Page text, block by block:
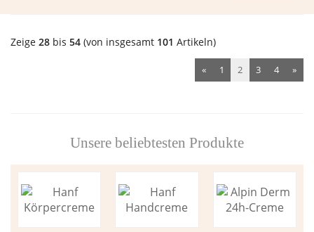
Zeige 28 bis 54 (von insgesamt 101 Artikeln)
« 1 2 3 4 »
Unsere beliebtesten Produkte